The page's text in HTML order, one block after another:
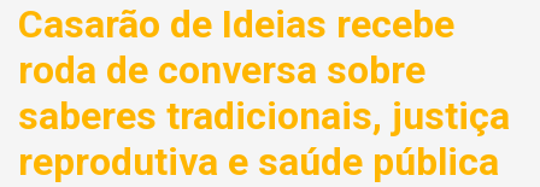
Casarão de Ideias recebe
roda de conversa sobre
saberes tradicionais, justiça
reprodutiva e saúde pública